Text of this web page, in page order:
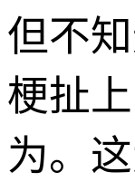
但不
梗扯
为。